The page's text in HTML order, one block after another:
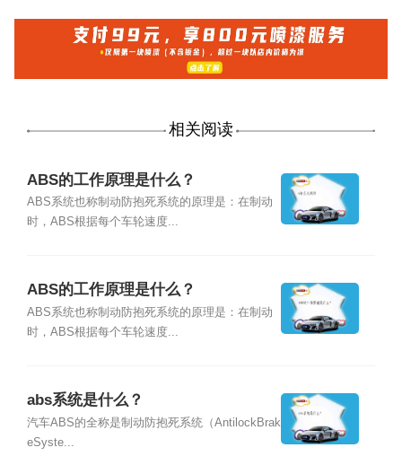
相关阅读
ABS的工作原理是什么？
ABS系统也称制动防抱死系统的原理是：在制动
时，ABS根据每个车轮速度...
ABS的工作原理是什么？
ABS系统也称制动防抱死系统的原理是：在制动
时，ABS根据每个车轮速度...
abs系统是什么？
汽车ABS的全称是制动防抱死系统（AntilockBrak
eSyste...